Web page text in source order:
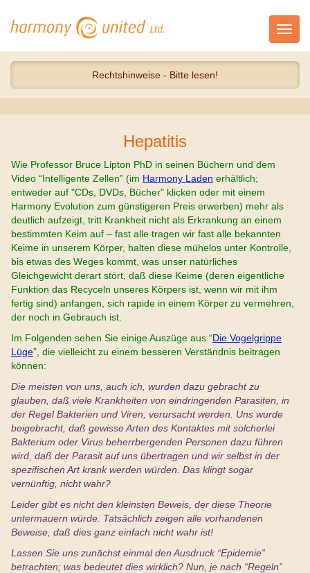
Rechtshinweise - Bitte lesen!
Hepatitis
Wie Professor Bruce Lipton PhD in seinen Büchern und dem
Video “Intelligente Zellen” (im Harmony Laden erhältlich;
entweder auf "CDs, DVDs, Bücher" klicken oder mit einem
Harmony Evolution zum günstigeren Preis erwerben) mehr als
deutlich aufzeigt, tritt Krankheit nicht als Erkrankung an einem
bestimmten Keim auf – fast alle tragen wir fast alle bekannten
Keime in unserem Körper, halten diese mühelos unter Kontrolle,
bis etwas des Weges kommt, was unser natürliches
Gleichgewicht derart stört, daß diese Keime (deren eigentliche
Funktion das Recyceln unseres Körpers ist, wenn wir mit ihm
fertig sind) anfangen, sich rapide in einem Körper zu vermehren,
der noch in Gebrauch ist.
Im Folgenden sehen Sie einige Auszüge aus “Die Vogelgrippe
Lüge”, die vielleicht zu einem besseren Verständnis beitragen
können:
Die meisten von uns, auch ich, wurden dazu gebracht zu
glauben, daß viele Krankheiten von eindringenden Parasiten, in
der Regel Bakterien und Viren, verursacht werden. Uns wurde
beigebracht, daß gewisse Arten des Kontaktes mit solcherlei
Bakterium oder Virus beherrbergenden Personen dazu führen
wird, daß der Parasit auf uns übertragen und wir selbst in der
spezifischen Art krank werden würden. Das klingt sogar
vernünftig, nicht wahr?
Leider gibt es nicht den kleinsten Beweis, der diese Theorie
untermauern würde. Tatsächlich zeigen alle vorhandenen
Beweise, daß dies ganz einfach nicht wahr ist!
Lassen Sie uns zunächst einmal den Ausdruck “Epidemie”
betrachten; was bedeutet dies wirklich? Nun, je nach “Regeln”